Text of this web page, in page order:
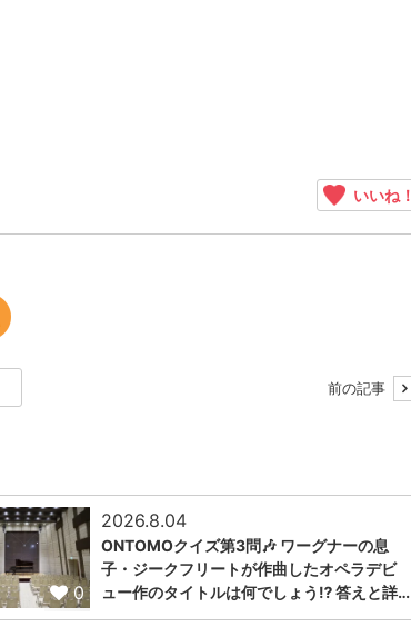
いいね！
前の記事
0
2026.8.04
ONTOMOクイズ第3問🎶 ワーグナーの息
子・ジークフリートが作曲したオペラデビ
ュー作のタイトルは何でしょう⁉️ 答えと詳…